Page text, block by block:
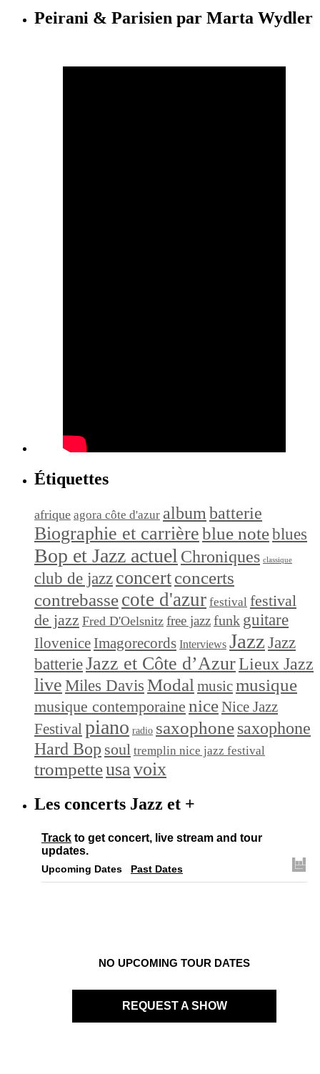
Peirani & Parisien par Marta Wydler
Étiquettes
afrique agora côte d'azur album batterie
Biographie et carrièreblue noteblues
Bop et Jazz actuel Chroniques classique
club de jazz concertconcerts
contrebassecote d'azur festival festival
de jazz Fred D'Oelsnitz free jazzfunk guitare
Ilovenice Imagorecords Interviews Jazz Jazz
batterieJazz et Côte d’AzurLieux Jazz
live Miles Davis Modal musicmusique
musique contemporaine niceNice Jazz
Festivalpiano radio saxophonesaxophone
Hard Bop soul tremplin nice jazz festival
trompetteusavoix
Les concerts Jazz et +
Track to get concert, live stream and tour
updates.
Upcoming Dates Past Dates
NO UPCOMING TOUR DATES
REQUEST A SHOW